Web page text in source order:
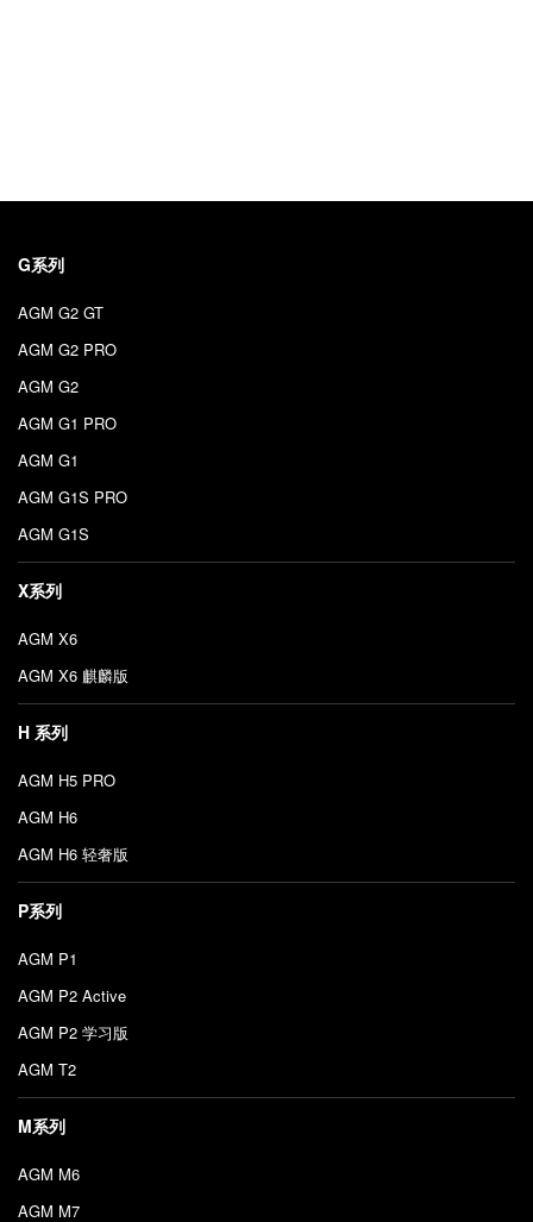
G系列
AGM G2 GT
AGM G2 PRO
AGM G2
AGM G1 PRO
AGM G1
AGM G1S PRO
AGM G1S
X系列
AGM X6
AGM X6 麒麟版
H 系列
AGM H5 PRO
AGM H6
AGM H6 轻奢版
P系列
AGM P1
AGM P2 Active
AGM P2 学习版
AGM T2
M系列
AGM M6
AGM M7